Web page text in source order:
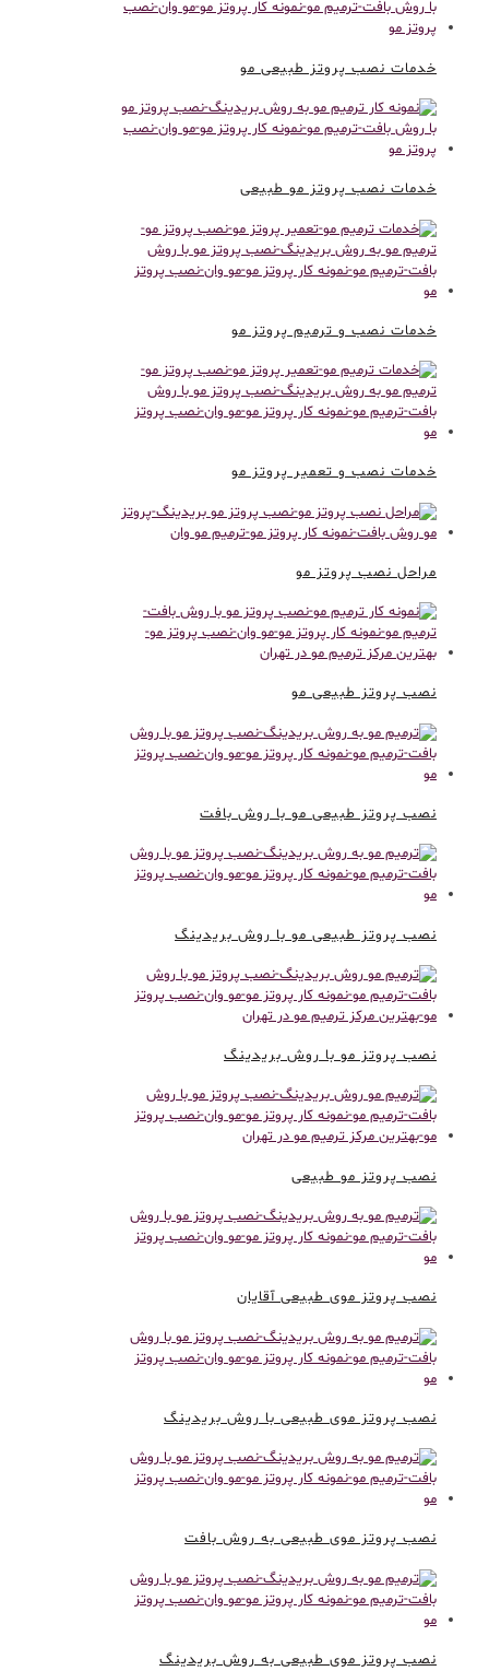
خدمات نصب پروتز طبیعی مو
خدمات نصب پروتز مو طبیعی
خدمات نصب و ترمیم پروتز مو
خدمات نصب و تعمیر پروتز مو
مراحل نصب پروتز مو
نصب پروتز طبیعی مو
نصب پروتز طبیعی مو با روش بافت
نصب پروتز طبیعی مو با روش بریدینگ
نصب پروتز مو با روش بریدینگ
نصب پروتز مو طبیعی
نصب پروتز موی طبیعی آقایان
نصب پروتز موی طبیعی با روش بریدینگ
نصب پروتز موی طبیعی به روش بافت
نصب پروتز موی طبیعی به روش بریدینگ